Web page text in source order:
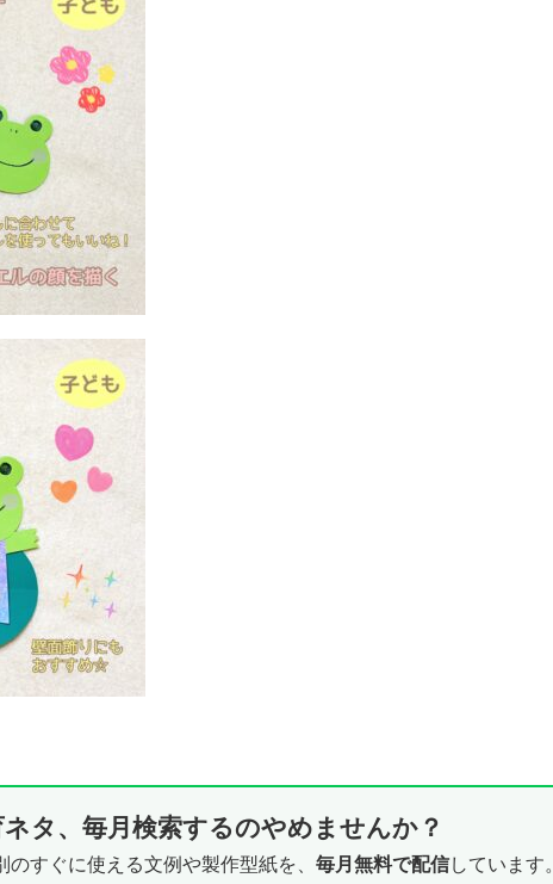
タ、毎月検索するのやめませんか？
すぐに使える文例や製作型紙を、 毎月無料で配信しています。